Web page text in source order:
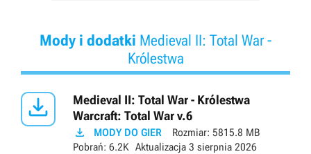
Mody i dodatki Medieval II: Total War -
Królestwa

Medieval II: Total War - Królestwa
Warcraft: Total War v.6
 MODY DO GIER Rozmiar: 5815.8 MB
Pobrań: 6.2K Aktualizacja 3 sierpnia 2026